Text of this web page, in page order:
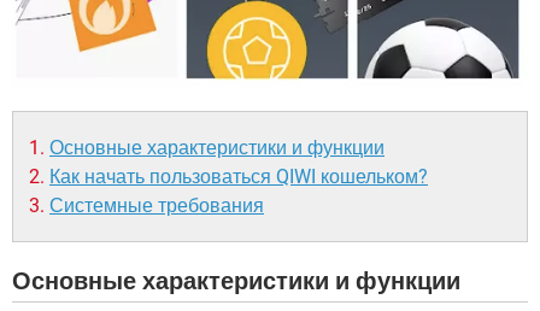
Основные характеристики и функции
Как начать пользоваться QIWI кошельком?
Системные требования
Основные характеристики и функции